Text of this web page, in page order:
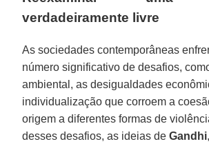
verdadeiramente livre
As sociedades contemporâneas
número significativo de desafios,
ambiental, as desigualdades
individualização que corroem a
origem a diferentes formas de
desses desafios, as ideias deGandhi